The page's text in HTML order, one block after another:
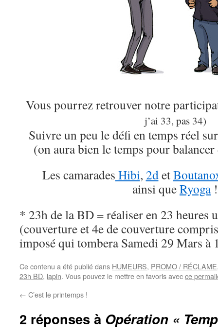
Vous pourrez retrouver notre
j’ai 33, pas 34)
Suivre un peu le défi en temps réel
(on aura bien le temps pour
Les camarades Hibi, 2det
ainsi queRyoga!
* 23h de la BD = réaliser en 23 heures
(couverture et 4e de couverture
imposé qui tombera Samedi 29 Mars à
Ce contenu a été publié dans HUMEURS, PROMO / RÉCLAME
23h BD, lapin. Vous pouvez le mettre en favoris avecce
← C’est le printemps !
2 réponses à Opération «